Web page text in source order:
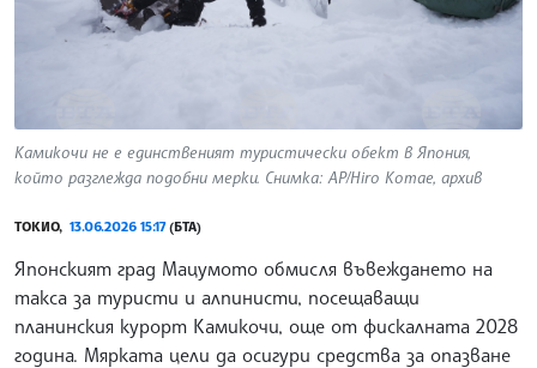
Камикочи не е единственият туристически обект в Япония,
който разглежда подобни мерки. Снимка: AP/Hiro Komae, архив
ТОКИО, 13.06.2026 15:17(БТА)
Японският град Мацумото обмисля въвеждането на
такса за туристи и алпинисти, посещаващи
планинския курорт Камикочи, още от фискалната 2028
година. Мярката цели да осигури средства за опазване